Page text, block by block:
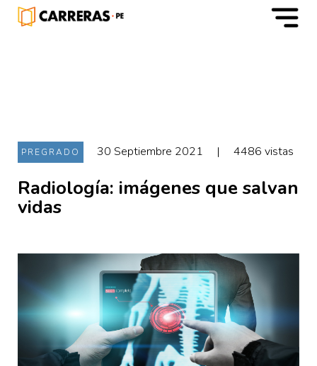
m
PREGRADO 30 Septiembre 2021 | 4486 vistas
Radiología: imágenes que salvan
vidas